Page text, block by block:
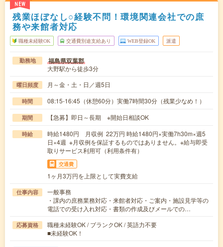
NEW
残業ほぼなし○経験不問！環境関連会社での庶
務や来館者対応
職種未経験OK 交通費別途支給あり WEB登録OK 派遣
勤務地 福島県双葉郡
大野駅から徒歩3分
曜日頻度 月～金・土・日／週5日
時間 08:15-16:45（休憩60分）実働7時間30分（残業少なめ！）
期間 【急募】即日～長期 ※開始日相談OK
時給
時給1480円 月収例 22万円 時給1480円×実働7h30m×週5
日×4週 ※月収例を保証するものではありません。※給与即受
取りサービス利用可（利用条件有）
交通費
1ヶ月3万円を上限として実費支給
仕事内容
一般事務
・課内の庶務業務対応・来館者対応・ご案内・施設見学等の
電話での受け入れ対応・書類の作成及びメールでの…
応募資格
職種未経験OK / ブランクOK / 英語力不要
■未経験OK！